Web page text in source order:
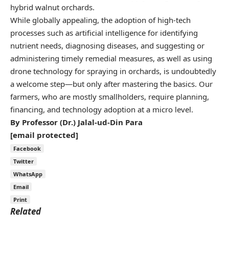
hybrid walnut orchards.
While globally appealing, the adoption of high-tech
processes such as artificial intelligence for identifying
nutrient needs, diagnosing diseases, and suggesting or
administering timely remedial measures, as well as using
drone technology for spraying in orchards, is undoubtedly
a welcome step—but only after mastering the basics. Our
farmers, who are mostly smallholders, require planning,
financing, and technology adoption at a micro level.
By Professor (Dr.) Jalal-ud-Din Para
[email protected]
Facebook
Twitter
WhatsApp
Email
Print
Related